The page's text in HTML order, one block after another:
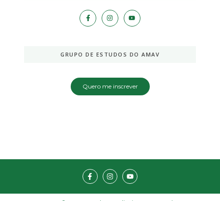
GRUPO DE ESTUDOS DO AMAV
Quero me inscrever